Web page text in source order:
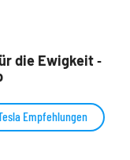
die Ewigkeit ‑
Empfehlungen